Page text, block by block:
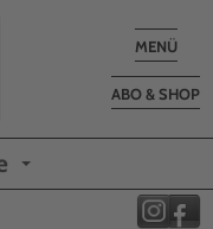
Toggle
MENÜ
ABO & SHOP